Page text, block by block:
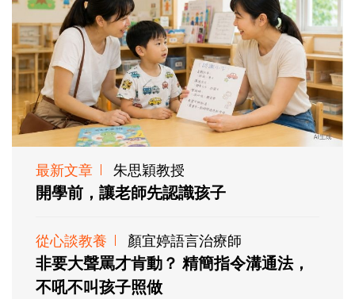
最新文章 朱思穎教授
開學前，讓老師先認識孩子
從心談教養 顏宜婷語言治療師
非要大聲罵才肯動？ 精簡指令溝通法，
不吼不叫孩子照做